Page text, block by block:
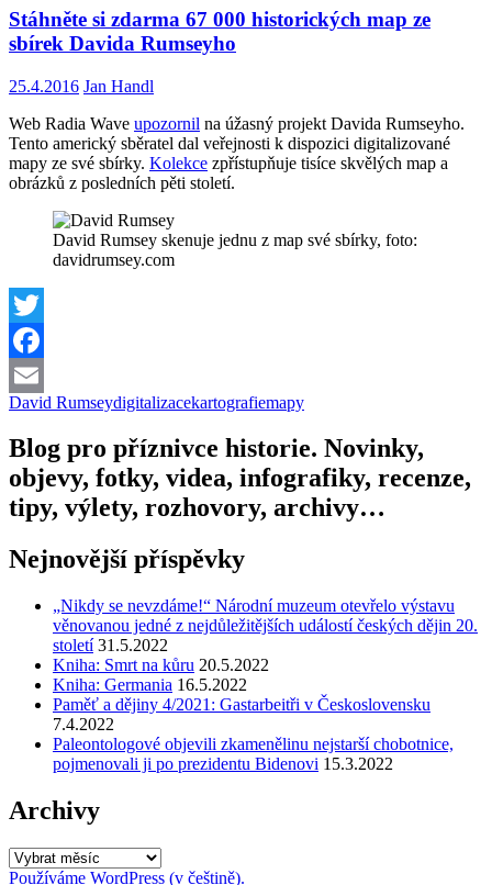
Stáhněte si zdarma 67 000 historických map ze
sbírek Davida Rumseyho
25.4.2016 Jan Handl
Web Radia Wave upozornil na úžasný projekt Davida Rumseyho.
Tento americký sběratel dal veřejnosti k dispozici digitalizované
mapy ze své sbírky. Kolekce zpřístupňuje tisíce skvělých map a
obrázků z posledních pěti století.
David Rumsey skenuje jednu z map své sbírky, foto:
davidrumsey.com
Twitter
Facebook
Email
David Rumseydigitalizacekartografiemapy
Blog pro příznivce historie. Novinky,
objevy, fotky, videa, infografiky, recenze,
tipy, výlety, rozhovory, archivy…
Nejnovější příspěvky
„Nikdy se nevzdáme!“ Národní muzeum otevřelo výstavu
věnovanou jedné z nejdůležitějších událostí českých dějin 20.
století 31.5.2022
Kniha: Smrt na kůru 20.5.2022
Kniha: Germania 16.5.2022
Paměť a dějiny 4/2021: Gastarbeitři v Československu
7.4.2022
Paleontologové objevili zkamenělinu nejstarší chobotnice,
pojmenovali ji po prezidentu Bidenovi 15.3.2022
Archivy
Archivy
Používáme WordPress (v češtině).